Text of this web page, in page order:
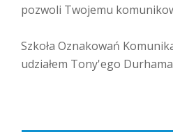
pozwoli Twojemu
Szkoła Oznakowań
udziałem Tony'ego Durhama